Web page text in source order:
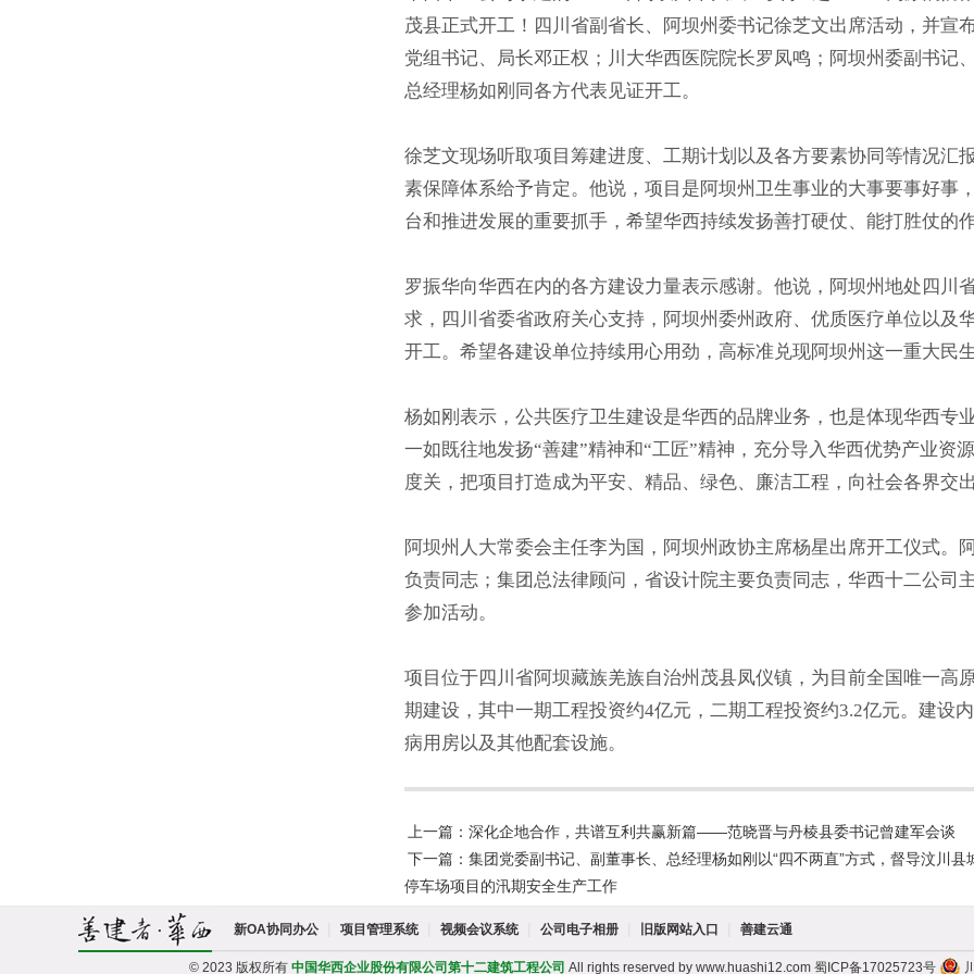
茂县正式开工！四川省副省长、阿坝州委书记徐芝文出席活动，并宣
党组书记、局长邓正权；川大华西医院院长罗凤鸣；阿坝州委副书记
总经理杨如刚同各方代表见证开工。
徐芝文现场听取项目筹建进度、工期计划以及各方要素协同等情况汇
素保障体系给予肯定。他说，项目是阿坝州卫生事业的大事要事好事
台和推进发展的重要抓手，希望华西持续发扬善打硬仗、能打胜仗的
罗振华向华西在内的各方建设力量表示感谢。他说，阿坝州地处四川
求，四川省委省政府关心支持，阿坝州委州政府、优质医疗单位以及
开工。希望各建设单位持续用心用劲，高标准兑现阿坝州这一重大民
杨如刚表示，公共医疗卫生建设是华西的品牌业务，也是体现华西专
一如既往地发扬“善建”精神和“工匠”精神，充分导入华西优势产业资
度关，把项目打造成为平安、精品、绿色、廉洁工程，向社会各界交
阿坝州人大常委会主任李为国，阿坝州政协主席杨星出席开工仪式。
负责同志；集团总法律顾问，省设计院主要负责同志，华西十二公司
参加活动。
项目位于四川省阿坝藏族羌族自治州茂县凤仪镇，为目前全国唯一高
期建设，其中一期工程投资约4亿元，二期工程投资约3.2亿元。建设
病用房以及其他配套设施。
上一篇：深化企地合作，共谱互利共赢新篇——范晓晋与丹棱县委书记曾建军会谈
下一篇：集团党委副书记、副董事长、总经理杨如刚以“四不两直”方式，督导汶川县
停车场项目的汛期安全生产工作
新OA协同办公 项目管理系统 视频会议系统 公司电子相册 旧版网站入口 善建云通
© 2023 版权所有 中国华西企业股份有限公司第十二建筑工程公司 All rights reserved by www.huashi12.com 蜀ICP备17025723号